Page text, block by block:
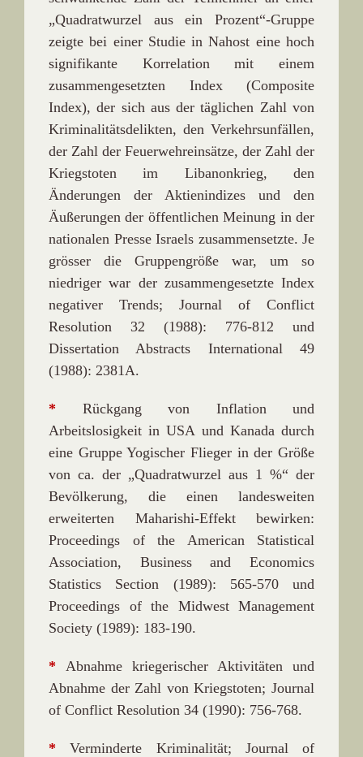
„Quadratwurzel aus ein Prozent“-Gruppe
zeigte bei einer Studie in Nahost eine hoch
signifikante Korrelation mit einem
zusammengesetzten Index (Composite
Index), der sich aus der täglichen Zahl von
Kriminalitätsdelikten, den Verkehrsunfällen,
der Zahl der Feuerwehreinsätze, der Zahl der
Kriegstoten im Libanonkrieg, den
Änderungen der Aktienindizes und den
Äußerungen der öffentlichen Meinung in der
nationalen Presse Israels zusammensetzte. Je
grösser die Gruppengröße war, um so
niedriger war der zusammengesetzte Index
negativer Trends; Journal of Conflict
Resolution 32 (1988): 776-812 und
Dissertation Abstracts International 49
(1988): 2381A.
* Rückgang von Inflation und
Arbeitslosigkeit in USA und Kanada durch
eine Gruppe Yogischer Flieger in der Größe
von ca. der „Quadratwurzel aus 1 %“ der
Bevölkerung, die einen landesweiten
erweiterten Maharishi-Effekt bewirken:
Proceedings of the American Statistical
Association, Business and Economics
Statistics Section (1989): 565-570 und
Proceedings of the Midwest Management
Society (1989): 183-190.
* Abnahme kriegerischer Aktivitäten und
Abnahme der Zahl von Kriegstoten; Journal
of Conflict Resolution 34 (1990): 756-768.
* Verminderte Kriminalität; Journal of